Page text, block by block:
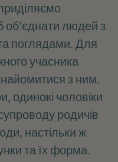
об'єднати людей з
поглядами. Для
учасника
з ним.
одинокі чоловіки
родичів
настільки ж
та їх форма.